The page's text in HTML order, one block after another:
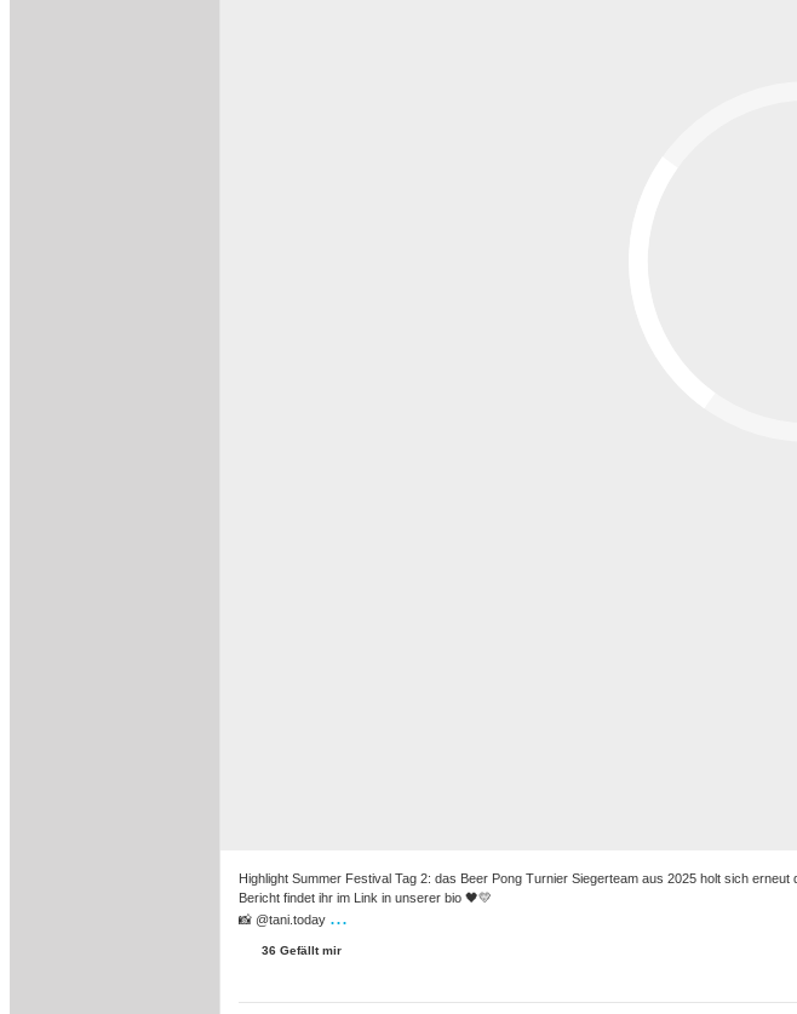
Highlight Summer Festival Tag 2: das Beer Pong Turnier Siegerteam aus 2025 holt sich
Bericht findet ihr im Link in unserer bio 🖤💛
📸 @tani.today ...
36 Gefällt mir